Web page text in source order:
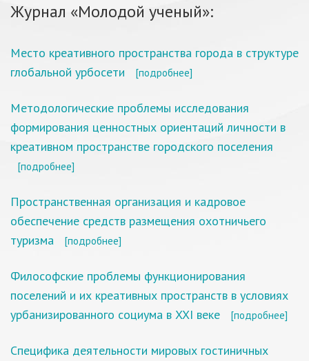
Журнал «Молодой ученый»:
Место креативного пространства города в структуре
глобальной урбосети
[подробнее]
Методологические проблемы исследования
формирования ценностных ориентаций личности в
креативном пространстве городского поселения
[подробнее]
Пространственная организация и кадровое
обеспечение средств размещения охотничьего
туризма
[подробнее]
Философские проблемы функционирования
поселений и их креативных пространств в условиях
урбанизированного социума в XXI веке
[подробнее]
Специфика деятельности мировых гостиничных